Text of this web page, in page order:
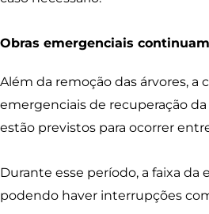
Obras emergenciais
Além da remoção das árvores,
emergenciais de recuperação
estão previstos para ocorrer
Durante esse período, a faixa da
podendo haver interrupções